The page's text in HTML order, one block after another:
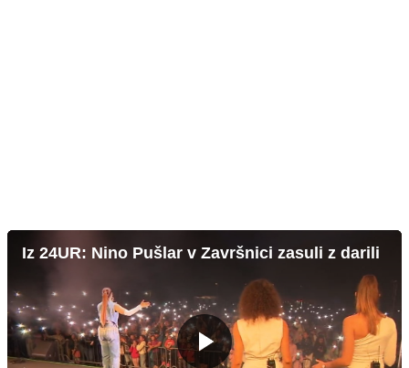
Iz 24UR: Nino Pušlar v Završnici zasuli z darili